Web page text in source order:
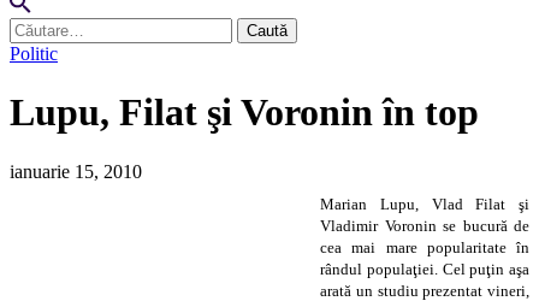
Caută
după:
Politic
Lupu, Filat şi Voronin în top
ianuarie 15, 2010
Marian Lupu, Vlad Filat şi
Vladimir Voronin se bucură de
cea mai mare popularitate în
rândul populaţiei. Cel puţin aşa
arată un studiu prezentat vineri,